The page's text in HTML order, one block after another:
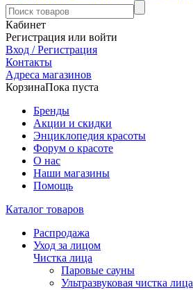
Кабинет
Регистрация или войти
Вход / Регистрация
Контакты
Адреса магазинов
КорзинаПока пуста
Бренды
Акции и скидки
Энциклопедия красоты
Форум о красоте
О нас
Наши магазины
Помощь
Каталог товаров
Распродажа
Уход за лицом
Чистка лица
Паровые сауны
Ультразвуковая чистка лица